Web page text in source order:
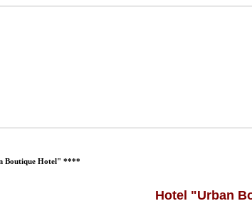
Boutique Hotel" ****
Hotel "Urban